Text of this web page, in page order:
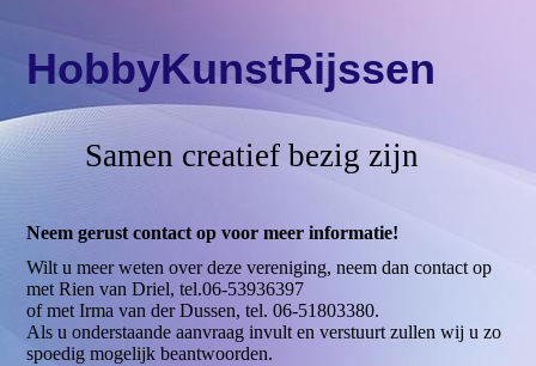
HobbyKunstRijssen
Samen creatief bezig zijn
Neem gerust contact op voor meer informatie!
Wilt u meer weten over deze vereniging, neem dan contact op
met Rien van Driel, tel.06-53936397
of met Irma van der Dussen, tel. 06-51803380.
Als u onderstaande aanvraag invult en verstuurt zullen wij u zo
spoedig mogelijk beantwoorden.